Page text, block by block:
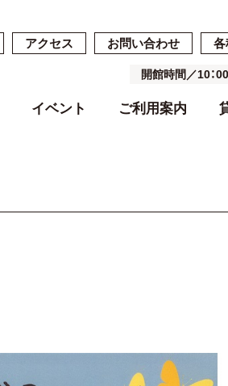
アクセス お問い合わせ 各
開館時間／10：
イベント ご利用案内